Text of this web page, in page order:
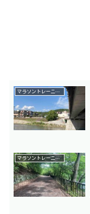
マラソントレーニング
マラソントレーニング